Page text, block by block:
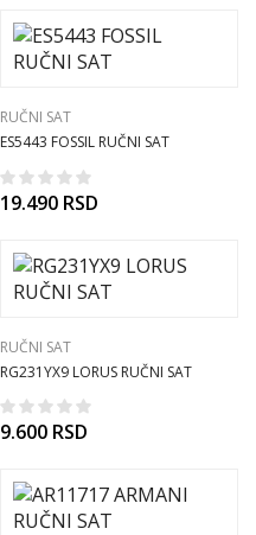
RUČNI SAT
ES5443 FOSSIL RUČNI SAT
19.490 RSD
RUČNI SAT
RG231YX9 LORUS RUČNI SAT
9.600 RSD